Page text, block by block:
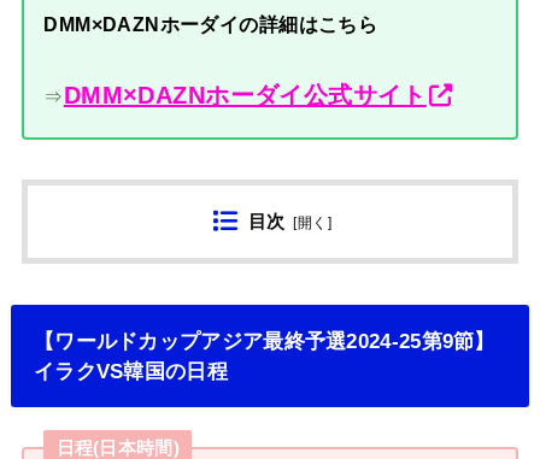
DMM×DAZNホーダイの詳細はこちら
⇒DMM×DAZNホーダイ公式サイト
目次 [開く ]
【ワールドカップアジア最終予選2024-25第9節】
イラクVS韓国の日程
日程(日本時間)